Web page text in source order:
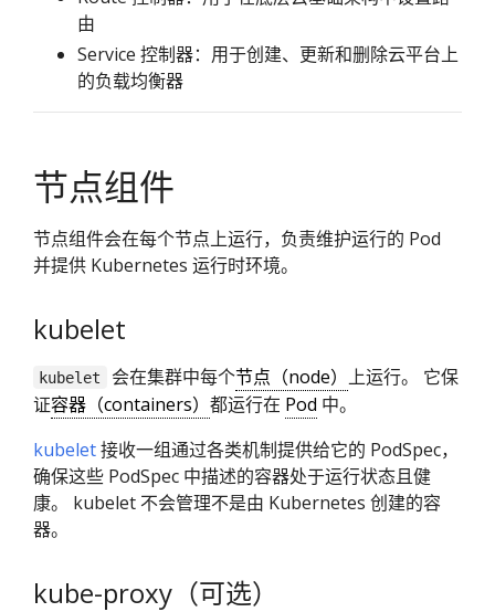
由
Service 控制器：用于创建、更新和删除云平台上
的负载均衡器
节点组件
节点组件会在每个节点上运行，负责维护运行的 Pod
并提供 Kubernetes 运行时环境。
kubelet
kubelet 会在集群中每个节点（node） 上运行。 它保
证容器（containers） 都运行在 Pod 中。
kubelet接收一组通过各类机制提供给它的 PodSpec，
确保这些 PodSpec 中描述的容器处于运行状态且健
康。 kubelet 不会管理不是由 Kubernetes 创建的容
器。
kube-proxy（可选）